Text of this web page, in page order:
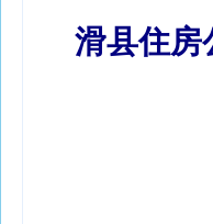
滑县住房